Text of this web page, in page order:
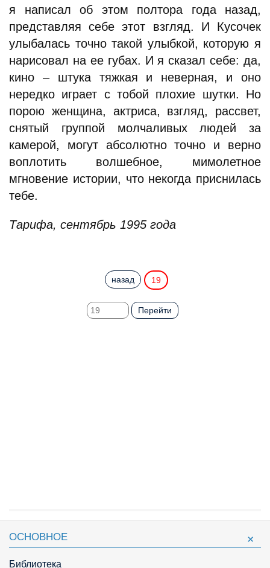
я написал об этом полтора года назад,
представляя себе этот взгляд. И Кусочек
улыбалась точно такой улыбкой, которую я
нарисовал на ее губах. И я сказал себе: да,
кино – штука тяжкая и неверная, и оно
нередко играет с тобой плохие шутки. Но
порою женщина, актриса, взгляд, рассвет,
снятый группой молчаливых людей за
камерой, могут абсолютно точно и верно
воплотить волшебное, мимолетное
мгновение истории, что некогда приснилась
тебе.
Тарифа, сентябрь 1995 года
назад 19
Перейти
ОСНОВНОЕ
Библиотека